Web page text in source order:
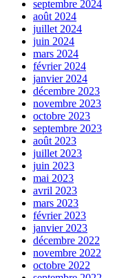
septembre 2024
août 2024
juillet 2024
juin 2024
mars 2024
février 2024
janvier 2024
décembre 2023
novembre 2023
octobre 2023
septembre 2023
août 2023
juillet 2023
juin 2023
mai 2023
avril 2023
mars 2023
février 2023
janvier 2023
décembre 2022
novembre 2022
octobre 2022